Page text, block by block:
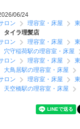
06/24
ロン 理容室・床屋
タイラ理髪店
ロン 理容室・床屋
穴守稲荷駅の理容室・床屋
ロン 理容室・床屋
大鳥居駅の理容室・床屋
ロン 理容室・床屋
天空橋駅の理容室・床屋